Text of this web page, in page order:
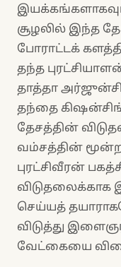
சூழலில் இந்த
போராட்டக்
தந்த
தாத்தா
தந்தை
தேசத்தின்
வம்சத்தின்
புரட்சிவீரன்
விடுதலைக்காக
செய்யத்
விடுத்து
வேட்கையை